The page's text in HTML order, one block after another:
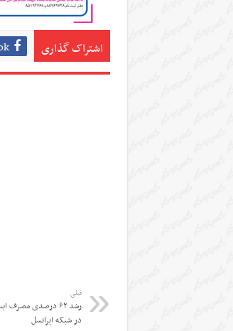
اشتراک گذاری
قبلی
رشد ۶۲ درصدی مصرف
در شبکه ایرانسل